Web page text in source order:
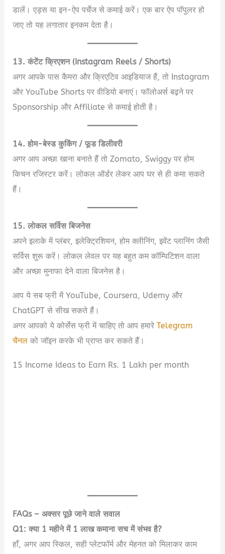
डालें। एड्स या इन-ऐप पर्चेज से कमाई करें। एक बार ऐप पॉपुलर हो
जाए तो यह लगातार इनकम देता है।
13. कंटेंट क्रिएशन (Instagram Reels / Shorts)
अगर आपके पास कैमरा और क्रिएटिव आइडियाज हैं, तो Instagram
और YouTube Shorts पर वीडियो बनाएं। फॉलोअर्स बढ़ने पर
Sponsorship और Affiliate से कमाई होती है।
14. होम-बेस्ड कुकिंग / फूड डिलीवरी
अगर आप अच्छा खाना बनाते हैं तो Zomato, Swiggy पर होम
किचन रजिस्टर करें। लोकल ऑर्डर लेकर आप घर से ही कमा सकते
हैं।
15. लोकल सर्विस बिजनेस
अपने इलाके में प्लंबर, इलेक्ट्रिशियन, होम क्लीनिंग, इवेंट प्लानिंग जैसी
सर्विस शुरू करें। लोकल लेवल पर यह बहुत कम कॉम्पिटिशन वाला
और अच्छा मुनाफा देने वाला बिजनेस है।
आप ये सब फ्री में YouTube, Coursera, Udemy और
ChatGPT से सीख सकते हैं।
अगर आपको ये कोर्सेस फ्री में चाहिए तो आप हमारेTelegram
चैनल को जॉइन करके भी प्राप्त कर सकते हैं।
15 Income Ideas to Earn Rs. 1 Lakh per month
FAQs – अक्सर पूछे जाने वाले सवाल
Q1: क्या 1 महीने में 1 लाख कमाना सच में संभव है?
हाँ, अगर आप स्किल, सही प्लेटफॉर्म और मेहनत को मिलाकर काम